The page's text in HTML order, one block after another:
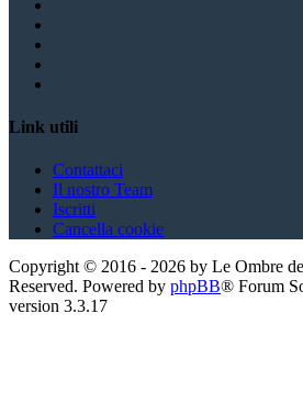
Link utili
Contattaci
Il nostro Team
Iscritti
Cancella cookie
Copyright © 2016 - 2026 by Le Ombre
Reserved. Powered by phpBB® Forum
version 3.3.17